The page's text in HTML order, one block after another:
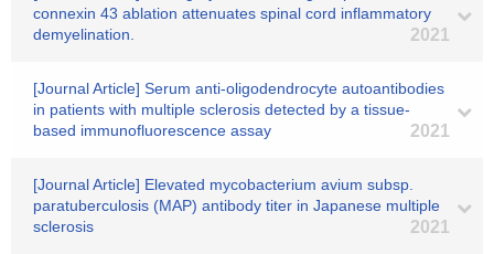
connexin 43 ablation attenuates spinal cord inflammatory
demyelination.
2021
[Journal Article] Serum anti-oligodendrocyte autoantibodies
in patients with multiple sclerosis detected by a tissue-
based immunofluorescence assay
2021
[Journal Article] Elevated mycobacterium avium subsp.
paratuberculosis (MAP) antibody titer in Japanese multiple
sclerosis
2021